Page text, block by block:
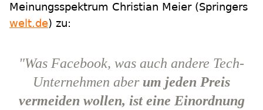
Meinungsspektrum Christian Meier (Springers
welt.de) zu:
"Was Facebook, was auch andere Tech-
Unternehmen aberum jeden Preis
vermeiden wollen, ist eine Einordnung